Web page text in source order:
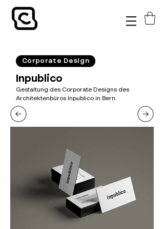
Corporate Design
Inpublico
Gestaltung des Corporate Designs des
Architektenbüros Inpublico in Bern.